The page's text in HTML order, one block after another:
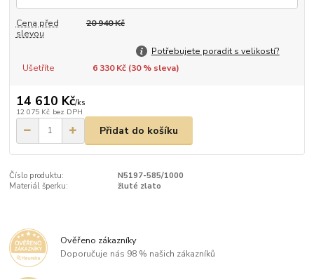
Cena před
slevou
20 940 Kč
Potřebujete poradit s velikostí?
Ušetříte
6 330 Kč (30% sleva)
14 610 Kč/ks
12 075 Kč bez DPH
Přidat do košíku
Číslo produktu:
N5197-585/1000
Materiál šperku:
žluté zlato
Ověřeno zákazníky
Doporučuje nás 98 % našich zákazníků